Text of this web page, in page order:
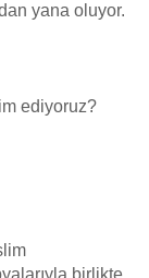
yana oluyor.
ediyoruz?
birlikte